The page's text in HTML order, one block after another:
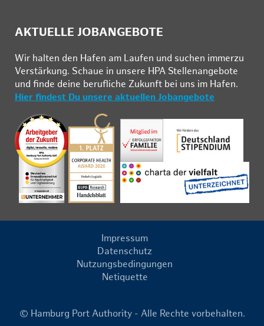
AKTUELLE JOBANGEBOTE
Wir hal­ten den Ha­fen am Lau­fen und su­chen im­mer­zu
Ver­stär­kung. Schau­e in un­se­re HPA Stel­len­an­ge­bo­te
und fin­de deine be­ruf­li­che Zu­kunft bei uns im Ha­fen.
Hier findest Du unsere aktuellen Jobangebote
Impressum
Datenschutz
Nutzungsbedingungen
Netiquette
© Hamburg Port Authority - Alle Rechte vorbehalten.